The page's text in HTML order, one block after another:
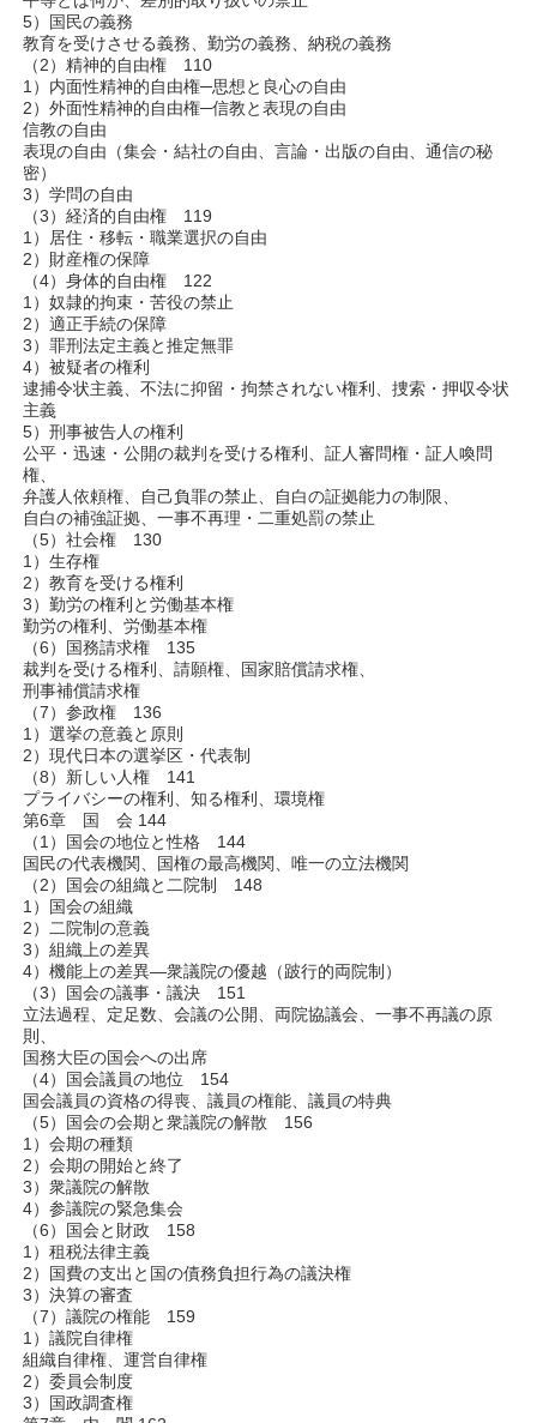
5）国民の義務
教育を受けさせる義務、勤労の義務、納税の義務
（2）精神的自由権 110
1）内面性精神的自由権─思想と良心の自由
2）外面性精神的自由権─信教と表現の自由
信教の自由
表現の自由（集会・結社の自由、言論・出版の自由、通信の秘
密）
3）学問の自由
（3）経済的自由権 119
1）居住・移転・職業選択の自由
2）財産権の保障
（4）身体的自由権 122
1）奴隷的拘束・苦役の禁止
2）適正手続の保障
3）罪刑法定主義と推定無罪
4）被疑者の権利
逮捕令状主義、不法に抑留・拘禁されない権利、捜索・押収令状
主義
5）刑事被告人の権利
公平・迅速・公開の裁判を受ける権利、証人審問権・証人喚問
権、
弁護人依頼権、自己負罪の禁止、自白の証拠能力の制限、
自白の補強証拠、一事不再理・二重処罰の禁止
（5）社会権 130
1）生存権
2）教育を受ける権利
3）勤労の権利と労働基本権
勤労の権利、労働基本権
（6）国務請求権 135
裁判を受ける権利、請願権、国家賠償請求権、
刑事補償請求権
（7）参政権 136
1）選挙の意義と原則
2）現代日本の選挙区・代表制
（8）新しい人権 141
プライバシーの権利、知る権利、環境権
第6章 国 会 144
（1）国会の地位と性格 144
国民の代表機関、国権の最高機関、唯一の立法機関
（2）国会の組織と二院制 148
1）国会の組織
2）二院制の意義
3）組織上の差異
4）機能上の差異―衆議院の優越（跛行的両院制）
（3）国会の議事・議決 151
立法過程、定足数、会議の公開、両院協議会、一事不再議の原
則、
国務大臣の国会への出席
（4）国会議員の地位 154
国会議員の資格の得喪、議員の権能、議員の特典
（5）国会の会期と衆議院の解散 156
1）会期の種類
2）会期の開始と終了
3）衆議院の解散
4）参議院の緊急集会
（6）国会と財政 158
1）租税法律主義
2）国費の支出と国の債務負担行為の議決権
3）決算の審査
（7）議院の権能 159
1）議院自律権
組織自律権、運営自律権
2）委員会制度
3）国政調査権